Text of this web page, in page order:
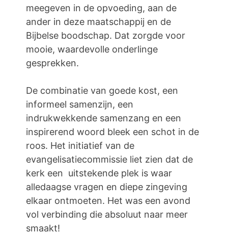
meegeven in de opvoeding, aan de
ander in deze maatschappij en de
Bijbelse boodschap. Dat zorgde voor
mooie, waardevolle onderlinge
gesprekken.
De combinatie van goede kost, een
informeel samenzijn, een
indrukwekkende samenzang en een
inspirerend woord bleek een schot in de
roos. Het initiatief van de
evangelisatiecommissie liet zien dat de
kerk een uitstekende plek is waar
alledaagse vragen en diepe zingeving
elkaar ontmoeten. Het was een avond
vol verbinding die absoluut naar meer
smaakt!